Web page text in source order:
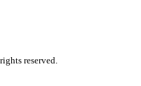
reserved.